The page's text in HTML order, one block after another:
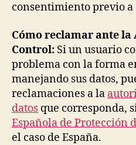
consentimiento previo a
Cómo reclamar ante
Control: Si un usuario
problema con la forma
manejando sus datos,
reclamaciones a la
datos que corresponda,
Española de Protección
el caso de España.